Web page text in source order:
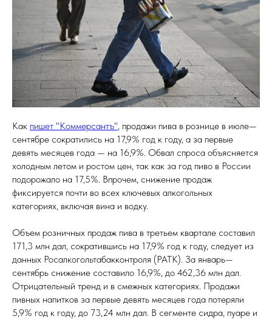
Как пишет "Коммерсантъ" , продажи пива в рознице в июле—
сентябре сократились на 17,9% год к году, а за первые
девять месяцев года — на 16,9%. Обвал спроса объясняется
холодным летом и ростом цен, так как за год пиво в России
подорожало на 17,5%. Впрочем, снижение продаж
фиксируется почти во всех ключевых алкогольных
категориях, включая вина и водку.
Объем розничных продаж пива в третьем квартале составил
171,3 млн дал, сократившись на 17,9% год к году, следует из
данных Росалкогольтабакконтроля (РАТК). За январь—
сентябрь снижение составило 16,9%, до 462,36 млн дал.
Отрицательный тренд и в смежных категориях. Продажи
пивных напитков за первые девять месяцев года потеряли
5,9% год к году, до 73,24 млн дал. В сегменте сидра, пуаре и